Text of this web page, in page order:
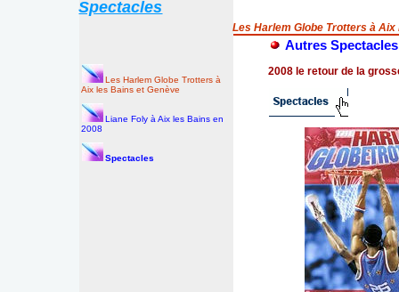
Spectacles
Les Harlem Globe Trotters à
Les Harlem Globe Trotters à
Aix les Bains et Genève
Liane Foly à Aix les Bains en
2008
Spectacles
Autres Spectacles
2008 le retour de la